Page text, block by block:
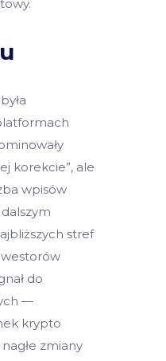
korekcie”, ale
wpisów
stref
do
—
krypto
zmiany